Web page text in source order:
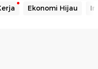
Ekonomi Hijau